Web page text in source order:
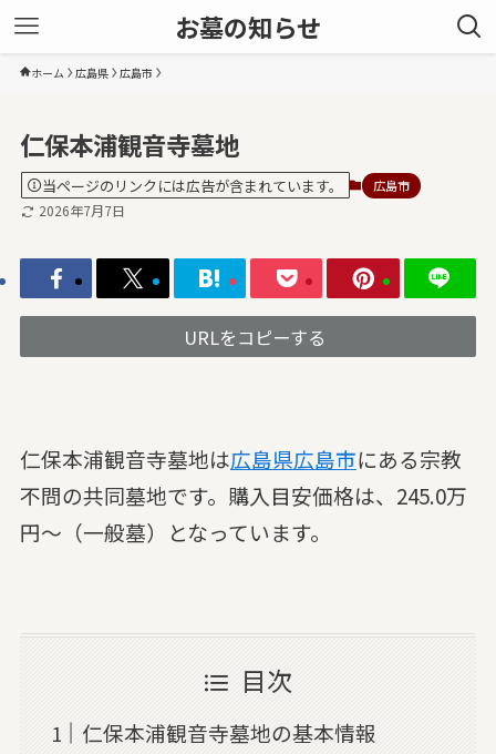
お墓の知らせ
ホーム 広島県 広島市
仁保本浦観音寺墓地
当ページのリンクには広告が含まれています。 広島市
2026年7月7日
URLをコピーする
仁保本浦観音寺墓地は広島県広島市にある宗教
不問の共同墓地です。購入目安価格は、245.0万
円～（一般墓）となっています。
目次
仁保本浦観音寺墓地の基本情報